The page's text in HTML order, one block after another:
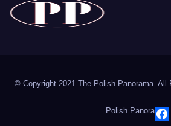
© Copyright 2021 The Polish Panorama. All
Polish Panorama